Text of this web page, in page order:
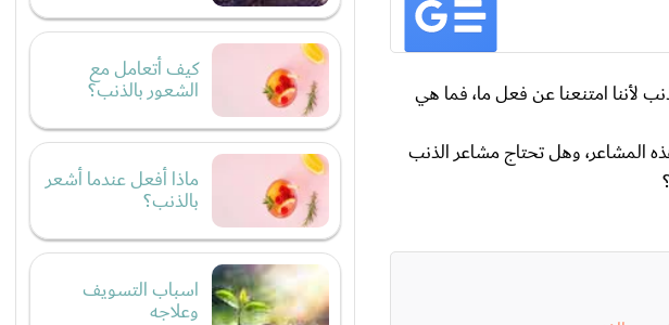
لأننا امتنعنا عن فعل ما، فما هي
المشاعر، وهل تحتاج مشاعر الذنب
كيف أتعامل مع
الشعور بالذنب؟
ماذا أفعل عندما أشعر
بالذنب؟
اسباب التسويف
وعلاجه